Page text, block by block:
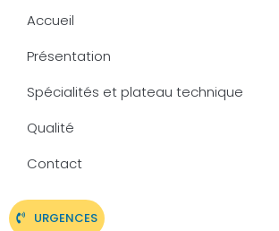
Accueil
Présentation
Spécialités et plateau technique
Qualité
Contact
URGENCES